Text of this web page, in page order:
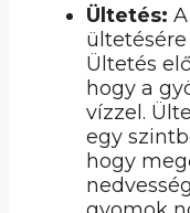
Ültetés:
ültetésére
Ültetés
hogy a
vízzel.
egy
hogy